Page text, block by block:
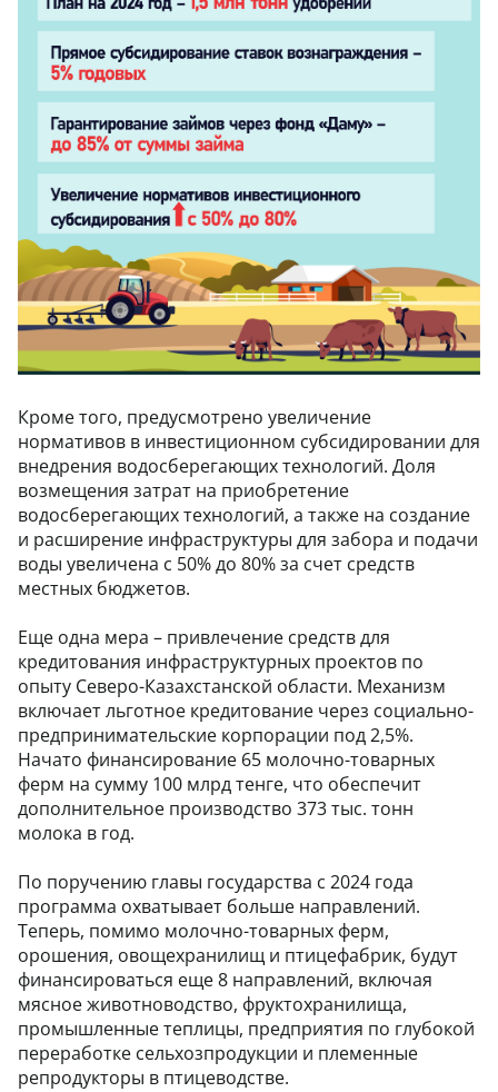
Кроме того, предусмотрено увеличение
нормативов в инвестиционном субсидировании для
внедрения водосберегающих технологий. Доля
возмещения затрат на приобретение
водосберегающих технологий, а также на создание
и расширение инфраструктуры для забора и подачи
воды увеличена с 50% до 80% за счет средств
местных бюджетов.
Еще одна мера – привлечение средств для
кредитования инфраструктурных проектов по
опыту Северо-Казахстанской области. Механизм
включает льготное кредитование через социально-
предпринимательские корпорации под 2,5%.
Начато финансирование 65 молочно-товарных
ферм на сумму 100 млрд тенге, что обеспечит
дополнительное производство 373 тыс. тонн
молока в год.
По поручению главы государства с 2024 года
программа охватывает больше направлений.
Теперь, помимо молочно-товарных ферм,
орошения, овощехранилищ и птицефабрик, будут
финансироваться еще 8 направлений, включая
мясное животноводство, фруктохранилища,
промышленные теплицы, предприятия по глубокой
переработке сельхозпродукции и племенные
репродукторы в птицеводстве.